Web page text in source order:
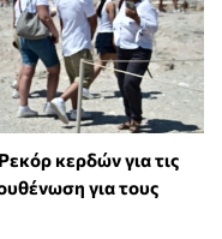
κερδών για τις
για τους